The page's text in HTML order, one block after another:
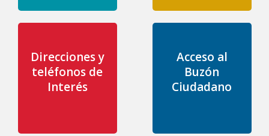
Direcciones y
teléfonos de
Interés
Acceso al
Buzón
Ciudadano